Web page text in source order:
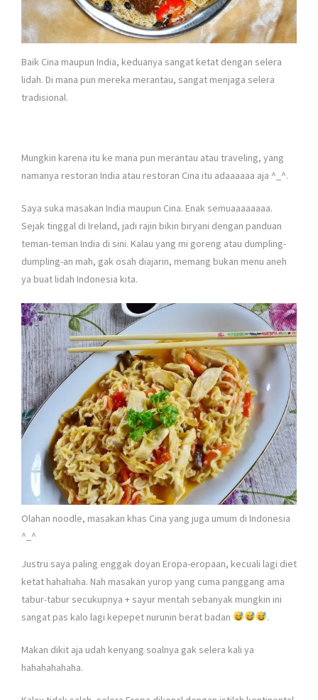
Baik Cina maupun India, keduanya sangat ketat dengan selera
lidah. Di mana pun mereka merantau, sangat menjaga selera
tradisional.
Mungkin karena itu ke mana pun merantau atau traveling, yang
namanya restoran India atau restoran Cina itu adaaaaaa aja ^_^.
Saya suka masakan India maupun Cina. Enak semuaaaaaaaa.
Sejak tinggal di Ireland, jadi rajin bikin biryani dengan panduan
teman-teman India di sini. Kalau yang mi goreng atau dumpling-
dumpling-an mah, gak osah diajarin, memang bukan menu aneh
ya buat lidah Indonesia kita.
Olahan noodle, masakan khas Cina yang juga umum di Indonesia
^_^
Justru saya paling enggak doyan Eropa-eropaan, kecuali lagi diet
ketat hahahaha. Nah masakan yurop yang cuma panggang ama
tabur-tabur secukupnya + sayur mentah sebanyak mungkin ini
sangat pas kalo lagi kepepet nurunin berat badan
.
Makan dikit aja udah kenyang soalnya gak selera kali ya
hahahahahaha.